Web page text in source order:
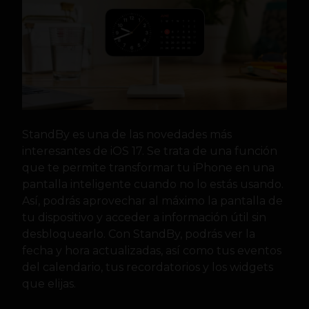
StandBy es una de las novedades más
interesantes de iOS 17. Se trata de una función
que te permite transformar tu iPhone en una
pantalla inteligente cuando no lo estás usando.
Así, podrás aprovechar al máximo la pantalla de
tu dispositivo y acceder a información útil sin
desbloquearlo. Con StandBy, podrás ver la
fecha y hora actualizadas, así como tus eventos
del calendario, tus recordatorios y los widgets
que elijas.